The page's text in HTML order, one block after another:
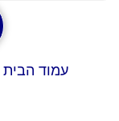
עמוד הבית